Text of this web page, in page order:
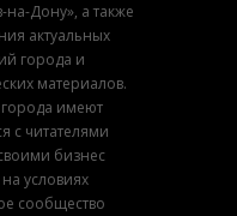
на-Дону», а также
актуальных
города и
материалов.
имеют
с читателями
бизнес
условиях
сообщество